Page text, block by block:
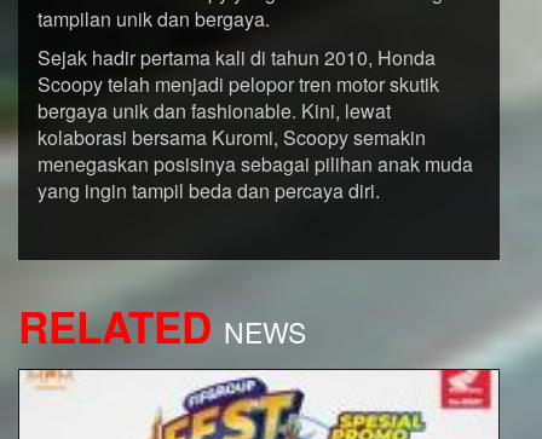
tampilan unik dan bergaya.
Sejak hadir pertama kali di tahun 2010, Honda
Scoopy telah menjadi pelopor tren motor skutik
bergaya unik dan fashionable. Kini, lewat
kolaborasi bersama Kuromi, Scoopy semakin
menegaskan posisinya sebagai pilihan anak muda
yang ingin tampil beda dan percaya diri.
RELATED NEWS